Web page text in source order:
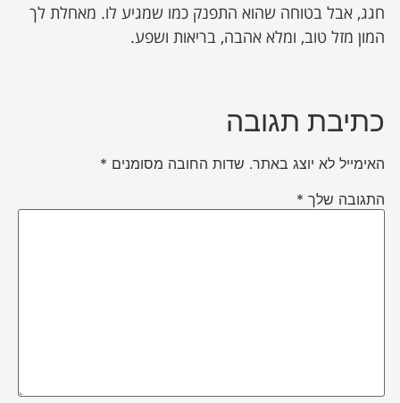
חגג, אבל בטוחה שהוא התפנק כמו שמגיע לו. מאחלת לך
המון מזל טוב, ומלא אהבה, בריאות ושפע.
כתיבת תגובה
האימייל לא יוצג באתר. שדות החובה מסומנים *
התגובה שלך *